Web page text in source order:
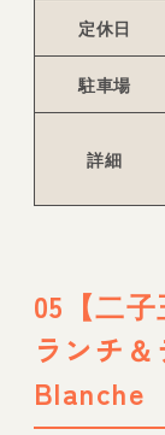
定休日
駐車場
詳細
05【二
ランチ
Blanche